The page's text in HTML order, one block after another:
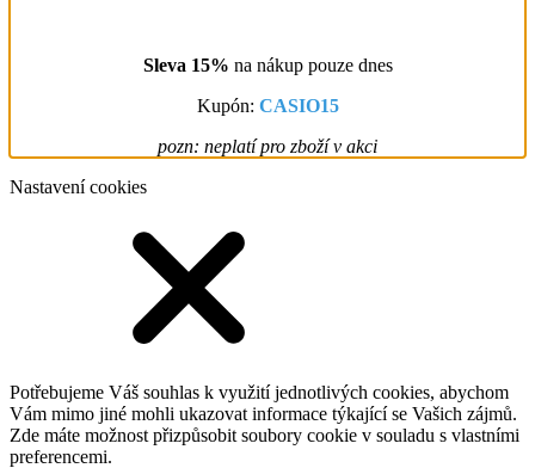
Sleva 15% na nákup pouze dnes
Kupón: CASIO15
pozn: neplatí pro zboží v akci
Nastavení cookies
Potřebujeme Váš souhlas k využití jednotlivých cookies, abychom
Vám mimo jiné mohli ukazovat informace týkající se Vašich zájmů.
Zde máte možnost přizpůsobit soubory cookie v souladu s vlastními
preferencemi.